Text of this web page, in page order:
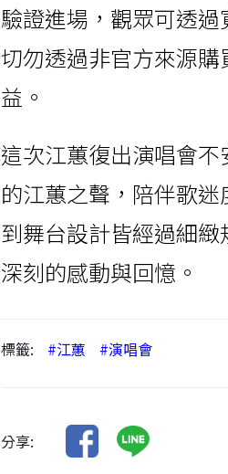
驗證進場，觀眾可透
切勿透過非官方來源
益。
這次江蕙復出演唱會
的江蕙之聲，陪伴歌
到舞台設計皆經過細
深刻的感動與回憶。
標籤: #江蕙 #演唱會
分享: